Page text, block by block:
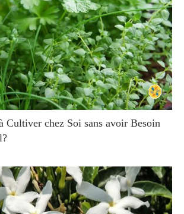
Cultiver chez Soi sans avoir Besoin